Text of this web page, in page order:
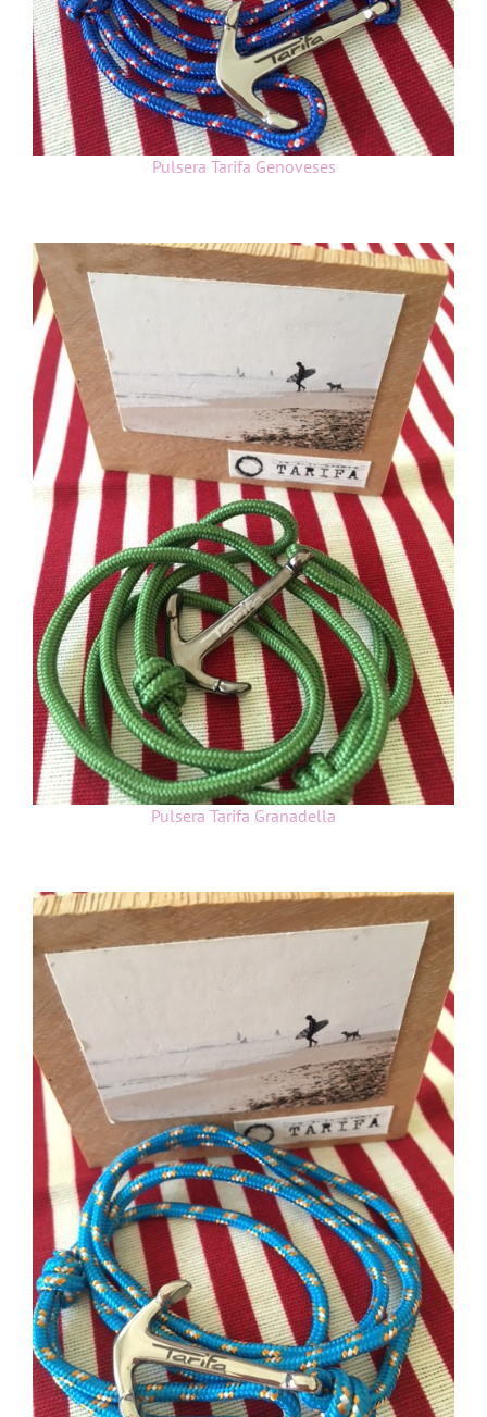
Pulsera Tarifa Genoveses
Pulsera Tarifa Granadella